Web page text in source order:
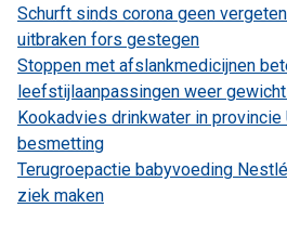
Schurft sinds corona geen
uitbraken fors gestegen
Stoppen met afslankmedicijnen
leefstijlaanpassingen weer
Kookadvies drinkwater in
besmetting
Terugroepactie babyvoeding
ziek maken